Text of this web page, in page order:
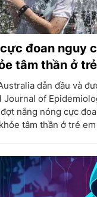
đoan nguy
tâm thần ở
dẫn đầu và
Journal of
nắng nóng cực
tâm thần ở trẻ